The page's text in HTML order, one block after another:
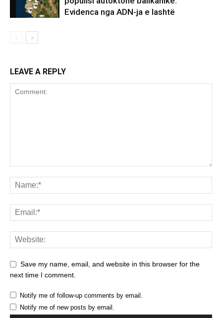
Evidenca nga ADN-ja e lashtë
LEAVE A REPLY
Save my name, email, and website in this browser for the
next time I comment.
Notify me of follow-up comments by email.
Notify me of new posts by email.